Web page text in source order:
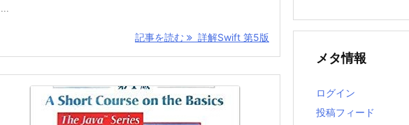
...
記事を読む 詳解Swift 第5版
メタ情報
ログイン
投稿フィード